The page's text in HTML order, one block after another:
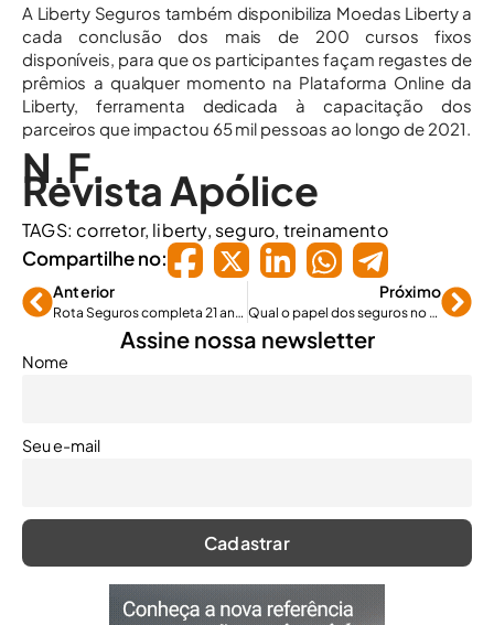
A Liberty Seguros também disponibiliza Moedas Liberty a
cada conclusão dos mais de 200 cursos fixos
disponíveis, para que os participantes façam regastes de
prêmios a qualquer momento na Plataforma Online da
Liberty, ferramenta dedicada à capacitação dos
parceiros que impactou 65 mil pessoas ao longo de 2021.
N.F.
Revista Apólice
TAGS: corretor, liberty, seguro, treinamento
Compartilhe no:
Anterior
Rota Seguros completa 21 anos e comemora expansão
Próximo
Qual o papel dos seguros no planejamento financeiro?
Assine nossa newsletter
Nome
Seu e-mail